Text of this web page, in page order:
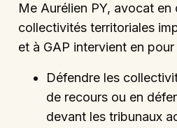
Me Aurélien PY, avocat en
collectivités territoriales
et à GAP intervient en pour
Défendre les
de recours ou en
devant les tribunaux